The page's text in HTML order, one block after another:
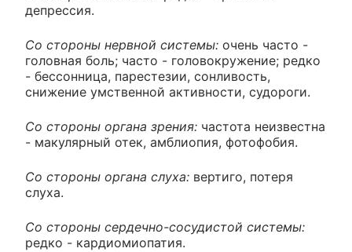
депрессия.
Со стороны нервной системы: очень часто -
головная боль; часто - головокружение; редко
- бессонница, парестезии, сонливость,
снижение умственной активности, судороги.
Со стороны органа зрения: частота неизвестна
- макулярный отек, амблиопия, фотофобия.
Со стороны органа слуха: вертиго, потеря
слуха.
Со стороны сердечно-сосудистой системы:
редко - кардиомиопатия.